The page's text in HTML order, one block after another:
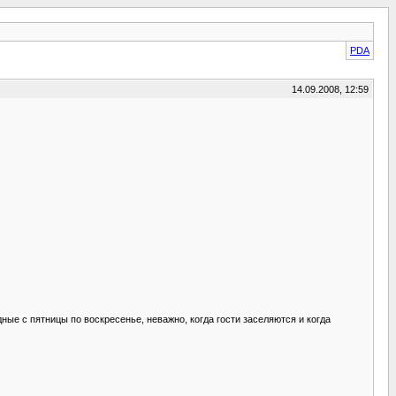
PDA
14.09.2008, 12:59
с пятницы по воскресенье, неважно, когда гости заселяются и когда